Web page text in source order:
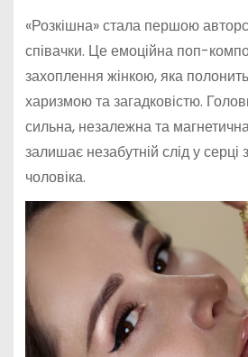
«Розкішна» стала першою
співачки. Це емоційна поп-
захоплення жінкою, яка
харизмою та загадковістю.
сильна, незалежна та
залишає незабутній слід у серці
чоловіка.